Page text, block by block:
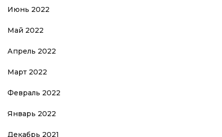
Июнь 2022
Май 2022
Апрель 2022
Март 2022
Февраль 2022
Январь 2022
Декабрь 2021